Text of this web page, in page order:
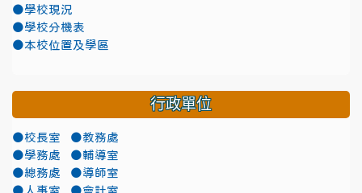
●學校現況
●學校分機表
●本校位置及學區
行政單位
●校長室
●教務處
●學務處
●輔導室
●總務處
●導師室